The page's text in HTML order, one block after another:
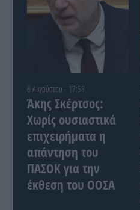
8 Αυγούστου - 17:58
Άκης Σκέρτσος:
Χωρίς ουσιαστικά
επιχειρήματα η
απάντηση του
ΠΑΣΟΚ για την
έκθεση του ΟΟΣΑ